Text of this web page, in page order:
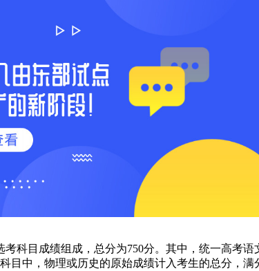
科目成绩组成，总分为750分。其中，统一高考语
目中，物理或历史的原始成绩计入考生的总分，满